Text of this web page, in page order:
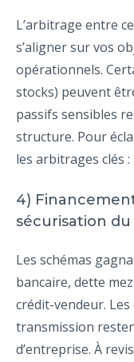
L’arbitrage entre
s’aligner sur vos
opérationnels.
stocks) peuvent
passifs sensibles
structure. Pour
les arbitrages clés :
4)
sécurisation du
Les schémas
bancaire, dette
crédit-vendeur.
transmission
d’entreprise. À